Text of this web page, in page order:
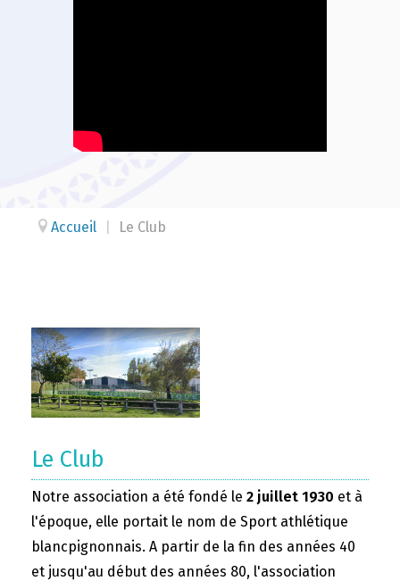
Accueil Le Club
Le Club
Notre association a été fondé le 2 juillet 1930 et à
l'époque, elle portait le nom de Sport athlétique
blancpignonnais. A partir de la fin des années 40
et jusqu'au début des années 80, l'association